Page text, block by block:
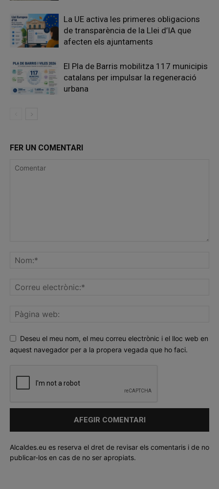
La UE activa les primeres obligacions
de transparència de la Llei d’IA que
afecten els ajuntaments
El Pla de Barris mobilitza 117 municipis
catalans per impulsar la regeneració
urbana
FER UN COMENTARI
Deseu el meu nom, el meu correu electrònic i el lloc web en
aquest navegador per a la propera vegada que ho faci.
Alcaldes.eu es reserva el dret de revisar els comentaris i de no
publicar-los en cas de no ser apropiats.